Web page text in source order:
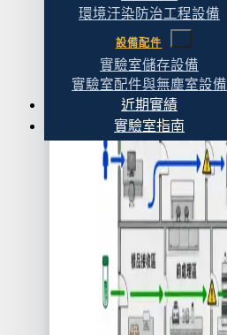
環境汙染防治工程設備
設備配件
實驗室儲存設備
實驗室配件與無塵室設備
近期實績
實驗室指南